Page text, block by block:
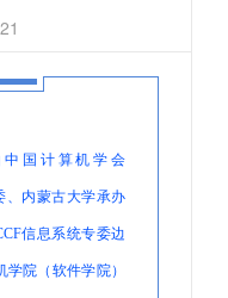
中国计算机学会
、内蒙古大学承办
信息系统专委边
院（软件学院）